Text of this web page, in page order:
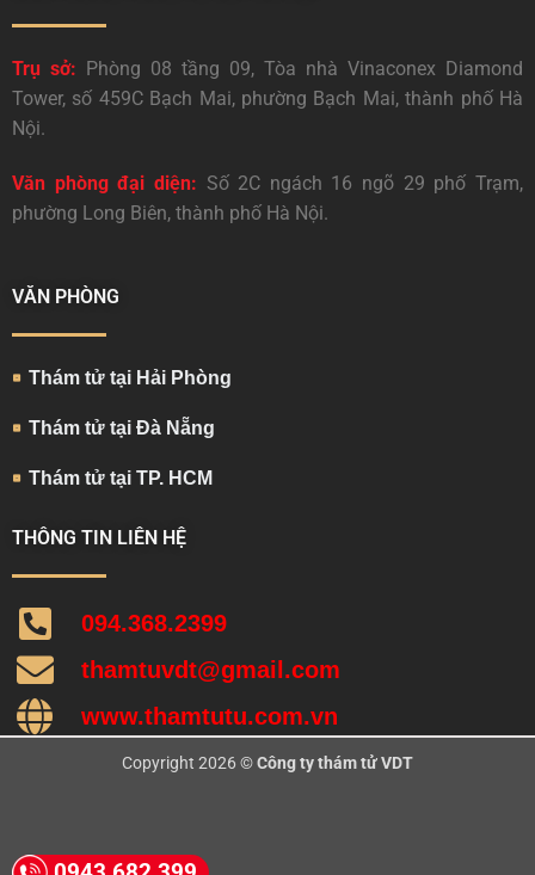
Trụ sở: Phòng 08 tầng 09, Tòa nhà Vinaconex Diamond
Tower, số 459C Bạch Mai, phường Bạch Mai, thành phố Hà
Nội.
Văn phòng đại diện: Số 2C ngách 16 ngõ 29 phố Trạm,
phường Long Biên, thành phố Hà Nội.
VĂN PHÒNG
Thám tử tại Hải Phòng
Thám tử tại Đà Nẵng
Thám tử tại TP. HCM
THÔNG TIN LIÊN HỆ
094.368.2399
thamtuvdt@gmail.com
www.thamtutu.com.vn
Copyright 2026 ©Công ty thám tử VDT